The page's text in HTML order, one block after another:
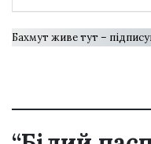
Бахмут живе тут –